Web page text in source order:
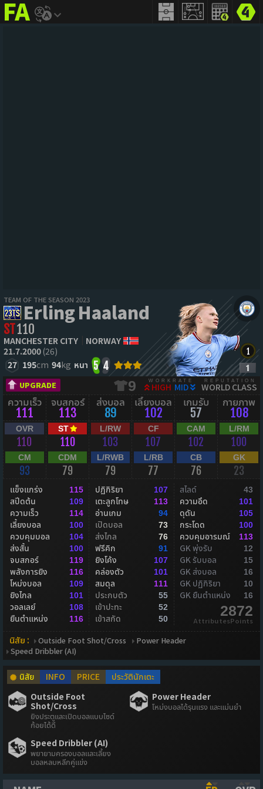
addict
TEAM OF THE SEASON 2023
Erling Haaland
ST110
MANCHESTER CITY
NORWAY
21.7.2000(26)
27 195cm 94kg หนา 5 4
UPGRADE 9 WORKRATE
HIGH MID
REPUTATION
WORLD CLASS
ความเร็ว
111
จบสกอร์
113
ส่งบอล
89
เลี้ยงบอล
102
เกมรับ
57
กายภาพ
108
OVR
110
ST
110
L/RW
103
CF
107
CAM
102
L/RM
100
CM
93
CDM
79
L/RWB
79
L/RB
77
CB
76
GK
23
แข็งแกร่ง 115
สปีดต้น 109
ความเร็ว 114
เลี้ยงบอล 100
ควบคุมบอล 104
ส่งสั้น 100
จบสกอร์ 119
พลังการยิง 116
โหม่งบอล 109
ยิงไกล 101
วอลเลย์ 108
ยืนตำแหน่ง 116
ปฏิกิริยา 107
เตะลูกโทษ 113
อ่านเกม 94
เปิดบอล 73
ส่งไกล 76
ฟรีคิก 91
ยิงโค้ง 107
คล่องตัว 101
สมดุล 111
ประกบตัว 55
เข้าปะทะ 52
เข้าสกัด 50
สไลด์ 43
ความอึด 101
ดุดัน 105
กระโดด 100
ควบคุมอารมณ์ 113
GK พุ่งรับ 12
GK รับบอล 15
GK ส่งบอล 16
GK ปฏิกิริยา 10
GK ยืนตำแหน่ง 16
2872
AttributesPoints
นิสัย : Outside Foot Shot/Cross
Power Header
Speed Dribbler (AI)
นิสัย INFO PRICE
ประวัตินักเตะ
Outside Foot
Shot/Cross
ยิงประตูและเปิดบอลแบบไซด์
ก้อยได้ดี
Power Header
โหม่งบอลได้รุนแรง และแม่นยำ
Speed Dribbler (AI)
พยายามครองบอลและเลี้ยง
บอลหลบหลีกคู่แข่ง